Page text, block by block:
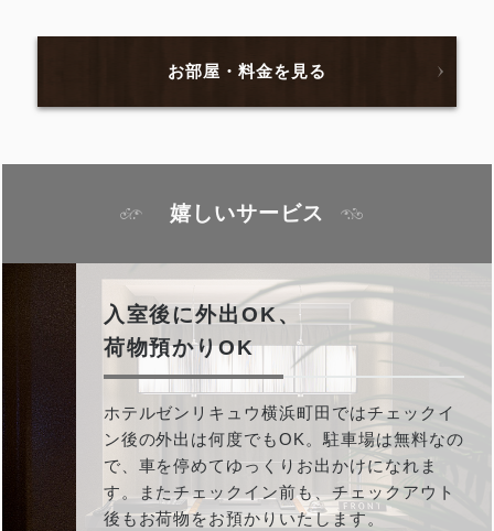
お部屋・料金を見る
嬉しいサービス
入室後に外出OK、
荷物預かりOK
ホテルゼンリキュウ横浜町田ではチェックイ
ン後の外出は何度でもOK。駐車場は無料なの
で、車を停めてゆっくりお出かけになれま
す。またチェックイン前も、チェックアウト
後もお荷物をお預かりいたします。